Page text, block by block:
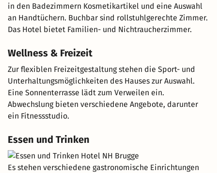
in den Badezimmern Kosmetikartikel und eine Auswahl
an Handtüchern. Buchbar sind rollstuhlgerechte Zimmer.
Das Hotel bietet Familien- und Nichtraucherzimmer.
Wellness & Freizeit
Zur flexiblen Freizeitgestaltung stehen die Sport- und
Unterhaltungsmöglichkeiten des Hauses zur Auswahl.
Eine Sonnenterrasse lädt zum Verweilen ein.
Abwechslung bieten verschiedene Angebote, darunter
ein Fitnessstudio.
Essen und Trinken
Es stehen verschiedene gastronomische Einrichtungen